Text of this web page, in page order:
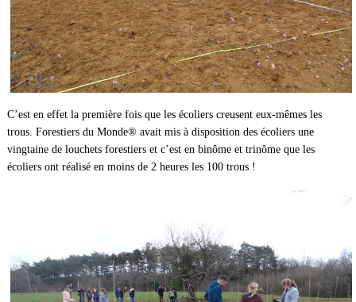
C’est en effet la première fois que les écoliers creusent eux-mêmes les
trous. Forestiers du Monde® avait mis à disposition des écoliers une
vingtaine de louchets forestiers et c’est en binôme et trinôme que les
écoliers ont réalisé en moins de 2 heures les 100 trous !